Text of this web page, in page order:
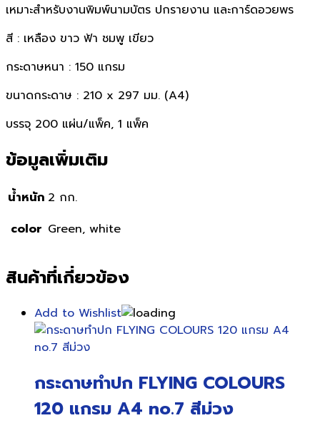
เหมาะสำหรับงานพิมพ์นามบัตร ปกรายงาน และการ์ดอวยพร
สี : เหลือง ขาว ฟ้า ชมพู เขียว
กระดาษหนา : 150 แกรม
ขนาดกระดาษ : 210 x 297 มม. (A4)
บรรจุ 200 แผ่น/แพ็ค, 1 แพ็ค
ข้อมูลเพิ่มเติม
น้ำหนัก 2 กก.
color Green, white
สินค้าที่เกี่ยวข้อง
Add to Wishlist
กระดาษทำปก FLYING COLOURS
120 แกรม A4 no.7 สีม่วง